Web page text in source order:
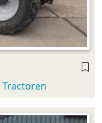
Tractoren